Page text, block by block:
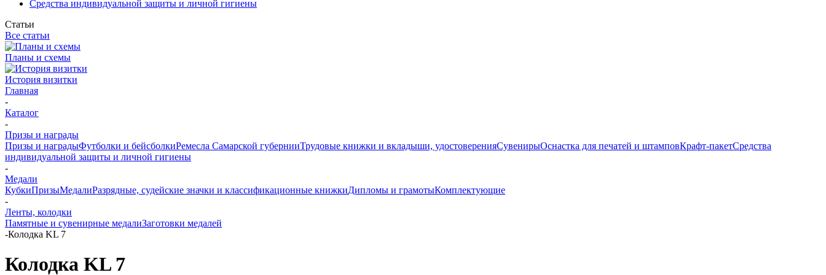
Средства индивидуальной защиты и личной гигиены
Статьи
Все статьи
Планы и схемы
История визитки
Главная
-
Каталог
-
Призы и награды
Призы и наградыФутболки и бейсболкиРемесла Самарской губернииТрудовые книжки и вкладыши, удостоверенияСувенирыОснастка для печатей и штамповКрафт-пакетСредства
индивидуальной защиты и личной гигиены
-
Медали
КубкиПризыМедалиРазрядные, судейские значки и классификационные книжкиДипломы и грамотыКомплектующие
-
Ленты, колодки
Памятные и сувенирные медалиЗаготовки медалей
-Колодка KL 7
Колодка KL 7